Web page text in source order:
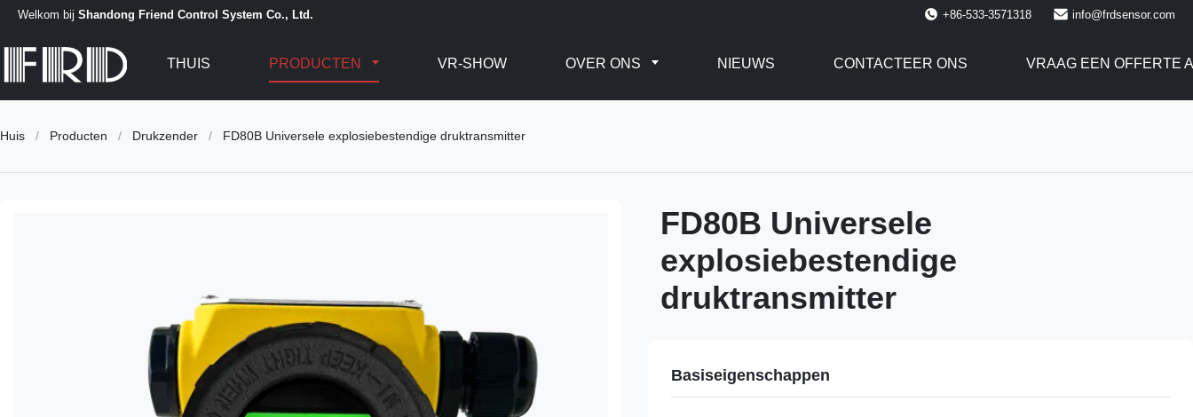
Welkom bij Shandong Friend Control System Co., Ltd. +86-533-3571318 info@frdsensor.com
THUIS PRODUCTEN VR-SHOW OVER ONS NIEUWS CONTACTEER ONS VRAAG EEN OFFERTE
Huis / Producten / Drukzender / FD80B Universele explosiebestendige druktransmitter
FD80B Universele
explosiebestendige
druktransmitter
Basiseigenschappen